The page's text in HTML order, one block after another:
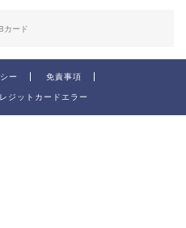
カード
ー 免責事項
ットカードエラー